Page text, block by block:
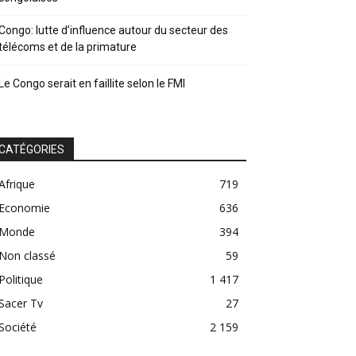
lutte d’influence autour du secteur des
et de la primature
Congo serait en faillite selon le FMI
719
636
394
classé
59
1 417
Tv
27
2 159